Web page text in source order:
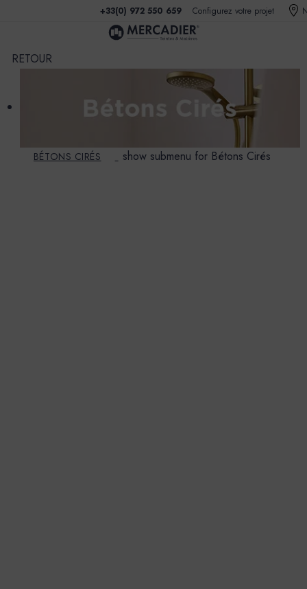
+33(0) 972 550 659 Configurez votre projet
BÉTONS CIRÉS show submenu for Bétons Cirés